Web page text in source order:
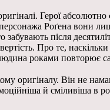
Герої
Роґена вони
після
Про те,
роками повторює
Він не
й сміливіша в